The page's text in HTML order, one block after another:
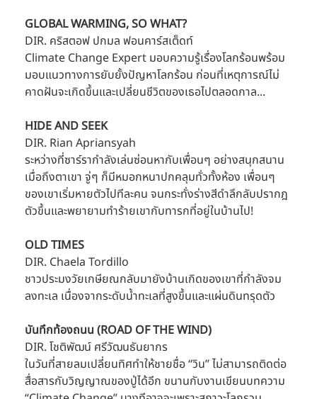
GLOBAL WARMING, SO WHAT?
DIR. คริสตอฟ ปกมล ฟอนคาร์สเต็ดท์
Climate Change Expert มอบความรู้เรื่องโลกร้อนพร้อม
มอบแนวทางการยับยั้งปัญหาโลกร้อน ก่อนที่เหตุการณ์ไม่
คาดฝันจะเกิดขึ้นและเปลี่ยนชีวิตของเธอไปตลอดกาล...
HIDE AND SEEK
DIR. Rian Apriansyah
ระหว่างที่ซาร์รากำลังเล่นซ่อนหากับเพื่อนๆ อย่างสนุกสนาน
เมื่อถึงตาเขา จู่ๆ ก็มีหมอกหนาปกคลุมทั่วทั้งห้อง เพื่อนๆ
ของเขาเริ่มหายตัวไปทีละคน จนกระทั่งร่างสีดำลึกลับปรากฎ
ตัวขึ้นและพยายามทำร้ายเขากับทารกที่อยู่ในบ้านไป!
OLD TIMES
DIR. Chaela Tordillo
ชาวประมงวัยเกษียณกลับมายังบ้านเกิดของเขาที่กำลังจม
ลงทะเล เนื่องจากระดับน้ำทะเลที่สูงขึ้นและแผ่นดินทรุดตัว
บันทึกท้องถนน (ROAD OF THE WIND)
DIR. โชติพัฒน์ ศรีวัฒนธันยากร
ในวันที่สายลมเปลี่ยนทิศทำให้ชายชื่อ “วิน” ไม่สามารถติดต่อ
สื่อสารกับวิญญาณของปู่ได้อีก ขนานกับงานเขียนบทความ